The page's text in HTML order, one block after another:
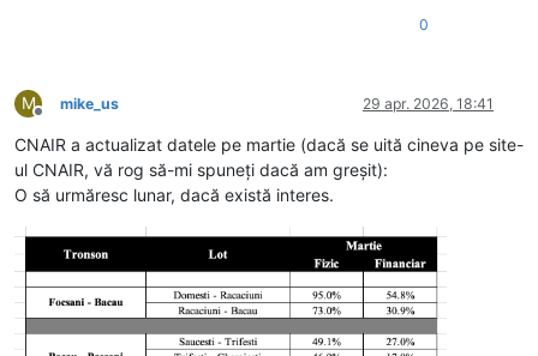
0
M
Deconectat
mike_us 29 apr. 2026, 18:41
CNAIR a actualizat datele pe martie (dacă se uită cineva pe site-
ul CNAIR, vă rog să-mi spuneți dacă am greșit):
O să urmăresc lunar, dacă există interes.